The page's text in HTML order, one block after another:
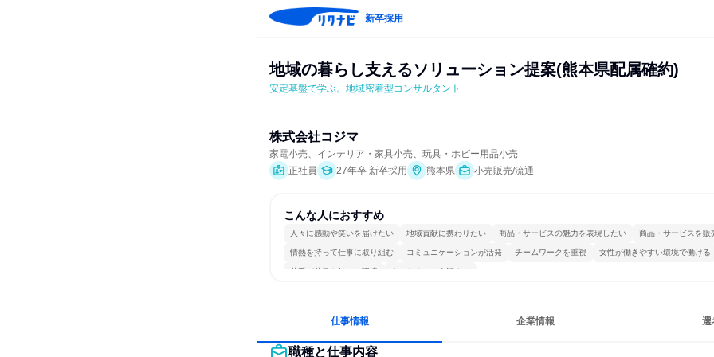
新卒採用
地域の暮らし支えるソリューション提案(熊本県配属確約)
安定基盤で学ぶ。地域密着型コンサルタント
株式会社コジマ
家電小売、インテリア・家具小売、玩具・ホビー用品小売
正社員
27年卒 新卒採用 熊本県 小売販売/流通
こんな人におすすめ
人々に感動や笑いを届けたい 地域貢献に携わりたい 商品・サービスの魅力を表現したい 商品・サービスを販
情熱を持って仕事に取り組む コミュニケーションが活発 チームワークを重視 女性が働きやすい環境で働ける
若手が裁量を持てる環境 人とたくさん会話する
仕事情報 企業情報 選
職種と仕事内容